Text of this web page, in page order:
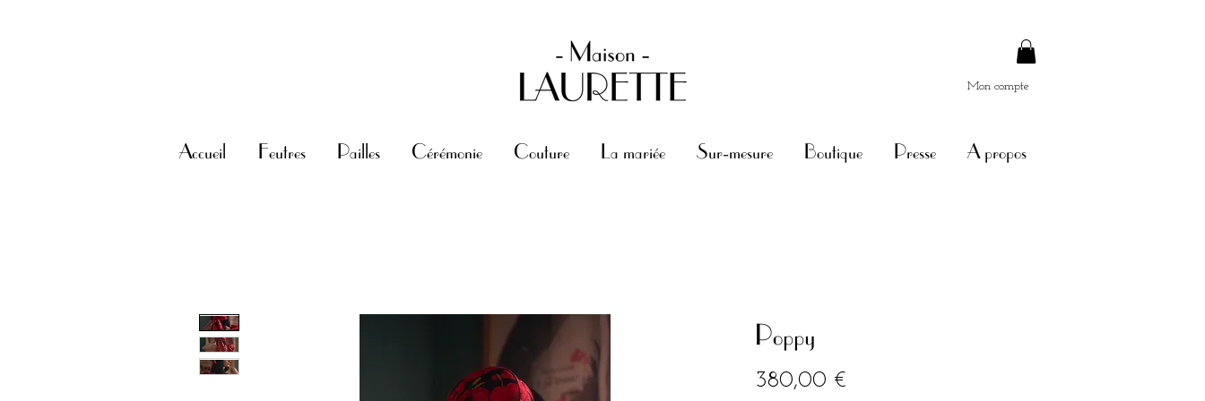
Mon compte
Accueil Feutres Pailles Cérémonie Couture La mariée Sur-mesure Boutique Presse A propos
Poppy
380,00 €